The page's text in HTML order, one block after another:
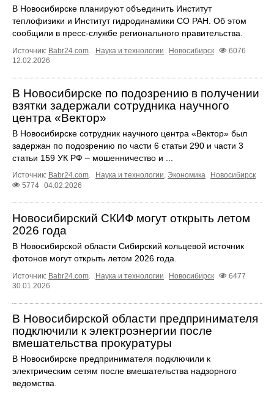
В Новосибирске планируют объединить Институт
теплофизики и Институт гидродинамики СО РАН. Об этом
сообщили в пресс-службе регионального правительства.
Источник: Babr24.com. Наука и технологии Новосибирск
6076
12.02.2026
В Новосибирске по подозрению в получении
взятки задержали сотрудника научного
центра «Вектор»
В Новосибирске сотрудник научного центра «Вектор» был
задержан по подозрению по части 6 статьи 290 и части 3
статьи 159 УК РФ – мошенничество и ...
Источник: Babr24.com. Наука и технологии, Экономика
Новосибирск
5774 04.02.2026
Новосибирский СКИФ могут открыть летом
2026 года
В Новосибирской области Сибирский кольцевой источник
фотонов могут открыть летом 2026 года.
Источник: Babr24.com. Наука и технологии Новосибирск
6477
30.01.2026
В Новосибирской области предпринимателя
подключили к электроэнергии после
вмешательства прокуратуры
В Новосибирске предпринимателя подключили к
электрическим сетям после вмешательства надзорного
ведомства.